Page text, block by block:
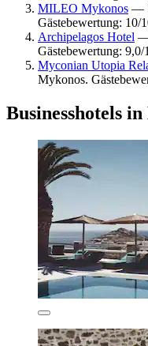
MILEO Mykonos —
Gästebewertung:
Archipelagos Hotel —
Gästebewertung:
Myconian Utopia
Mykonos.
Businesshotels